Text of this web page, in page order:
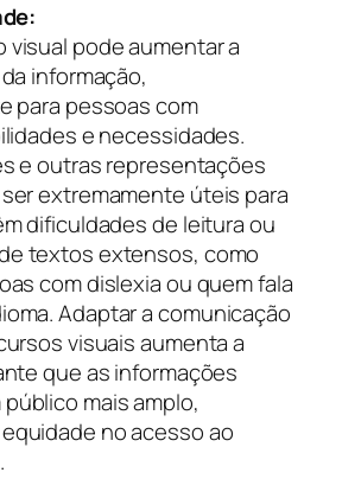
visual pode aumentar a
informação,
para pessoas com
e necessidades.
e outras representações
extremamente úteis para
dificuldades de leitura ou
textos extensos, como
com dislexia ou quem fala
Adaptar a comunicação
visuais aumenta a
que as informações
mais amplo,
no acesso ao